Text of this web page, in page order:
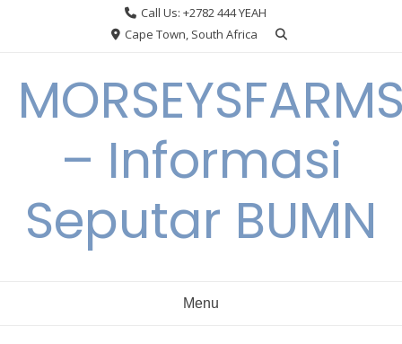
Call Us: +2782 444 YEAH
Cape Town, South Africa
– Informasi
Seputar BUMN
Menu